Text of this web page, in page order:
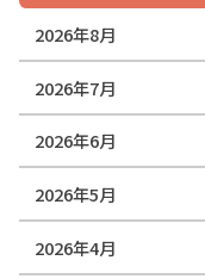
2026年8月
2026年7月
2026年6月
2026年5月
2026年4月